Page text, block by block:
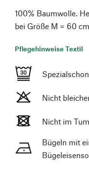
100% Baumwolle.
bei Größe M = 60
Pflegehinweise Textil
Nicht
Nicht im
Bügeln mit